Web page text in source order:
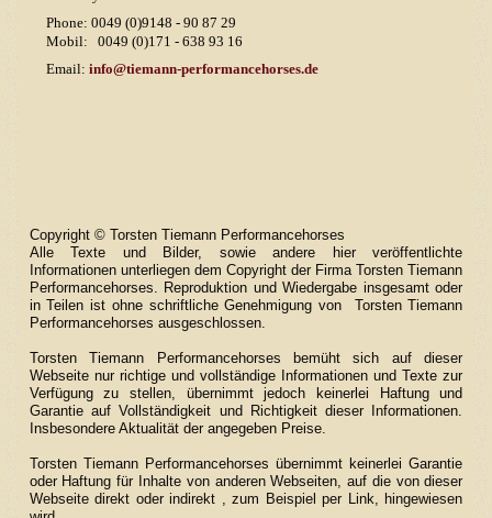
Phone: 0049 (0)9148 - 90 87 29
Mobil: 0049 (0)171 - 638 93 16
Email: info@tiemann-performancehorses.de
Copyright © Torsten Tiemann Performancehorses
Alle Texte und Bilder, sowie andere hier veröffentlichte
Informationen unterliegen dem Copyright der Firma Torsten Tiemann
Performancehorses. Reproduktion und Wiedergabe insgesamt oder
in Teilen ist ohne schriftliche Genehmigung von Torsten Tiemann
Performancehorses ausgeschlossen.
Torsten Tiemann Performancehorses bemüht sich auf dieser
Webseite nur richtige und vollständige Informationen und Texte zur
Verfügung zu stellen, übernimmt jedoch keinerlei Haftung und
Garantie auf Vollständigkeit und Richtigkeit dieser Informationen.
Insbesondere Aktualität der angegeben Preise.
Torsten Tiemann Performancehorses übernimmt keinerlei Garantie
oder Haftung für Inhalte von anderen Webseiten, auf die von dieser
Webseite direkt oder indirekt , zum Beispiel per Link, hingewiesen